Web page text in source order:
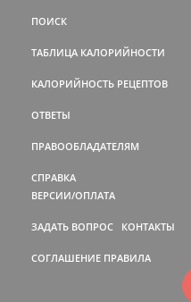
ПОИСК
ТАБЛИЦА КАЛОРИЙНОСТИ
КАЛОРИЙНОСТЬ РЕЦЕПТОВ
ОТВЕТЫ
ПРАВООБЛАДАТЕЛЯМ
СПРАВКА
ВЕРСИИ/ОПЛАТА
ЗАДАТЬ ВОПРОС КОНТАКТЫ
СОГЛАШЕНИЕ ПРАВИЛА